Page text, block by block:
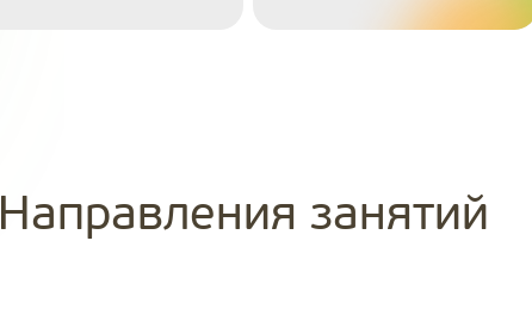
Направления занятий